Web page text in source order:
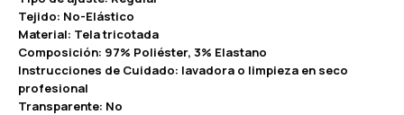
Tejido: No-Elástico
Material: Tela tricotada
Composición: 97% Poliéster, 3% Elastano
Instrucciones de Cuidado: lavadora o limpieza en seco
profesional
Transparente: No